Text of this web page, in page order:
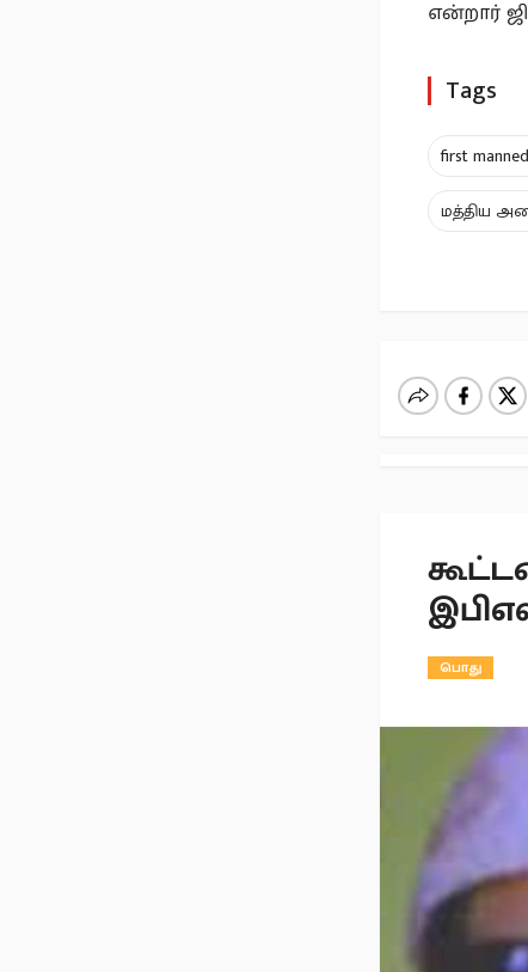
என்றார்
Tags
first
மத்திய
பொது